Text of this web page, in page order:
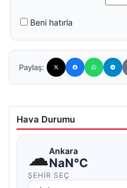
Beni hatırla
Paylaş:
Hava Durumu
☁Ankara
NaN°C
ŞEHIR SEÇ